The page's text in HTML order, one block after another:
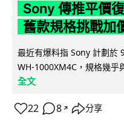
Sony 傳推平價
舊款規格挑戰加
最近有爆料指 Sony 計劃於
WH-1000XM4C，規格幾乎
全文
22 8 ↗ 分享